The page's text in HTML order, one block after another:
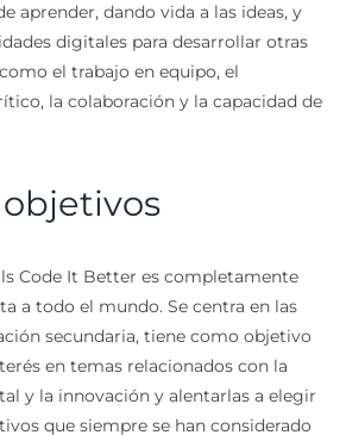
aprender, dando vida a las ideas, y
digitales para desarrollar otras
el trabajo en equipo, el
la colaboración y la capacidad de
Code It Better es completamente
a todo el mundo. Se centra en las
secundaria, tiene como objetivo
en temas relacionados con la
y la innovación y alentarlas a elegir
que siempre se han considerado